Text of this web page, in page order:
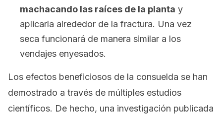
machacando las raíces de la planta y
aplicarla alrededor de la fractura. Una vez
seca funcionará de manera similar a los
vendajes enyesados.
Los efectos beneficiosos de la consuelda se han
demostrado a través de múltiples estudios
científicos. De hecho, una investigación publicada